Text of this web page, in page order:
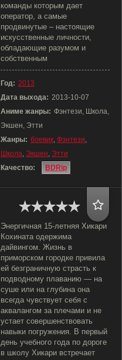
команды которым дает
оператор, а самые
продвинутые – настоящие
искусственные личности,
обладающие разумом и
собственным
Год: 2013
Дата выхода: 2013-10-07
Аниме жанры: Фэнтези, Школа,
Экшен, Этти
Жанры: боевик, Фэнтези,
Школа, Экшен, Этти
Качество:
BDRip
Энергичная 15-летняя Хикари
Кохината одержима
дайвингом. Жизнь в
приморском городке привила
ей безграничную страсть к
подводному плаванию — на
суше или на глубина она
всегда чувствует себя с
аквалангом за плечами и не
устает совершенствовать
навыки погружения. В первый
день учебного года по дороге
в школу Хикари встречает